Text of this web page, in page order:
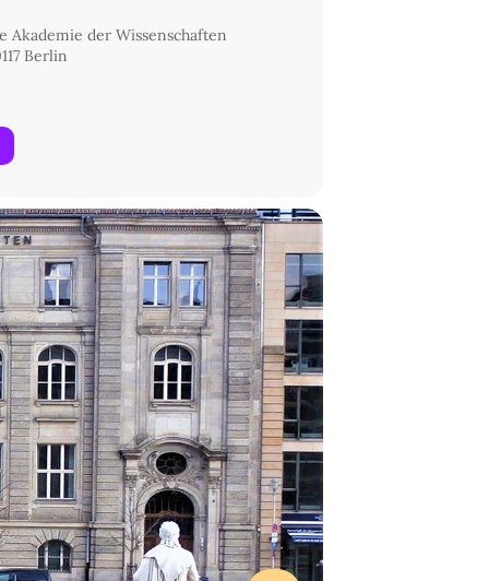
Akademie der Wissenschaften
Berlin